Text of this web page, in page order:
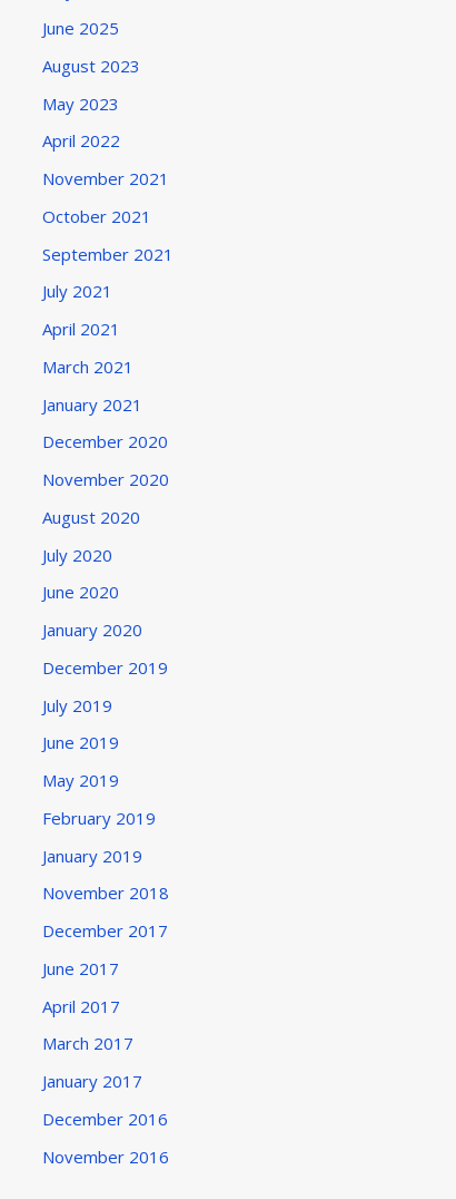
June 2025
August 2023
May 2023
April 2022
November 2021
October 2021
September 2021
July 2021
April 2021
March 2021
January 2021
December 2020
November 2020
August 2020
July 2020
June 2020
January 2020
December 2019
July 2019
June 2019
May 2019
February 2019
January 2019
November 2018
December 2017
June 2017
April 2017
March 2017
January 2017
December 2016
November 2016